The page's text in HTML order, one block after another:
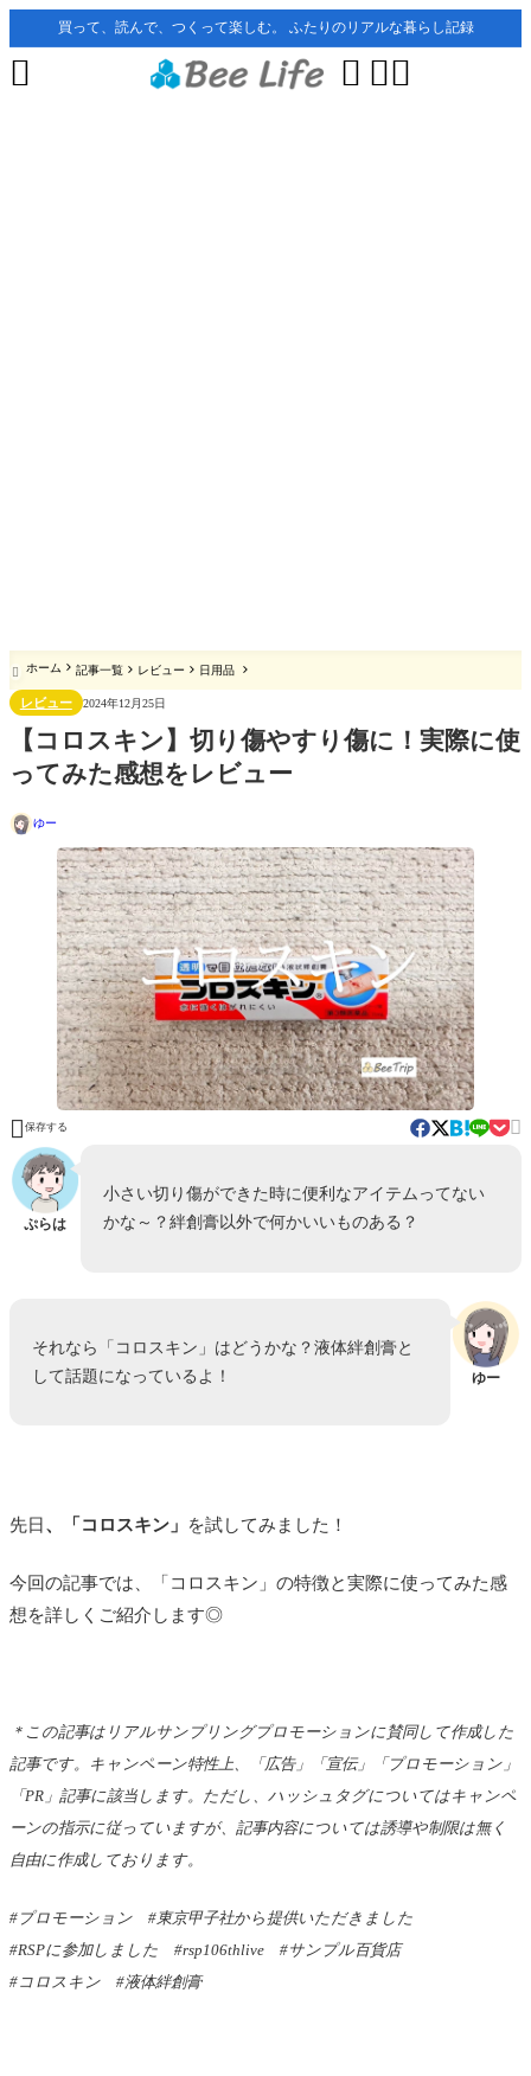
買って、読んで、つくって楽しむ。 ふたりのリアルな暮らし記録
 

 ホーム 記事一覧 レビュー 日用品
レビュー 2024年12月25日
【コロスキン】切り傷やすり傷に！実際に使
ってみた感想をレビュー
ゆー
 保存する 
ぷらは
小さい切り傷ができた時に便利なアイテムってない
かな～？絆創膏以外で何かいいものある？
ゆー
それなら「コロスキン」はどうかな？液体絆創膏と
して話題になっているよ！
先日 、「コロスキン」 を試してみました！
今回の記事では、「コロスキン」の特徴と実際に使ってみた感
想を詳しくご紹介します◎
＊この記事はリアルサンプリングプロモーションに賛同して作成した
記事です。
キャンペーン特性上、「広告」「宣伝」「プロモーション」
「PR」記事に該当します。
ただし、ハッシュタグについてはキャンペ
ーンの指示に従っ ていますが、 記事内容については誘導や制限は無く
自由に作成しております。
#プロモーション #東京甲子社から提供いただきました
#RSPに参加しました #rsp106thlive #サンプル百貨店
#コロスキン #液体絆創膏